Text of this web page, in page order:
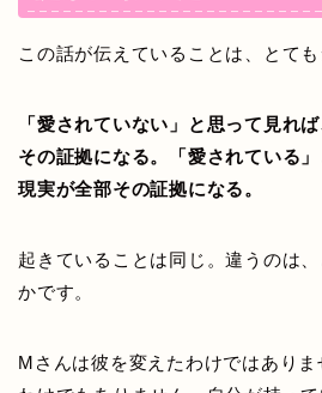
この話が伝えていることは、とても
「愛されていない」と思って見れ
その証拠になる。「愛されている
現実が全部その証拠になる。
起きていることは同じ。違うのは
かです。
Mさんは彼を変えたわけではあり